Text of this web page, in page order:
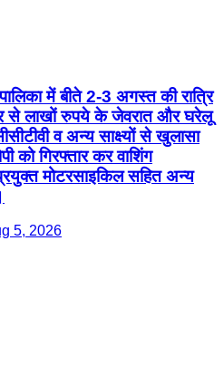
में बीते 2-3 अगस्त की रात्रि
से लाखों रुपये के जेवरात और घरेलू
व अन्य साक्ष्यों से खुलासा
को गिरफ्तार कर वाशिंग
मोटरसाइकिल सहित अन्य
5, 2026